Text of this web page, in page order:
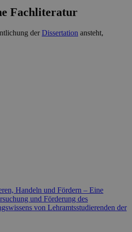
Fachliteratur
derDissertation ansteht,